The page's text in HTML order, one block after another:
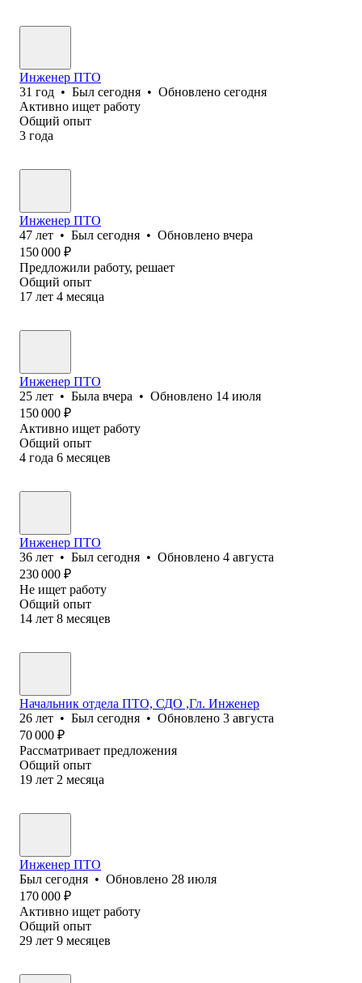
Инженер ПТО
31 год • Был сегодня • Обновлено сегодня
Активно ищет работу
Общий опыт
3 года
Инженер ПТО
47 лет • Был сегодня • Обновлено вчера
150 000 ₽
Предложили работу, решает
Общий опыт
17 лет 4 месяца
Инженер ПТО
25 лет • Была вчера • Обновлено 14 июля
150 000 ₽
Активно ищет работу
Общий опыт
4 года 6 месяцев
Инженер ПТО
36 лет • Был сегодня • Обновлено 4 августа
230 000 ₽
Не ищет работу
Общий опыт
14 лет 8 месяцев
Начальник отдела ПТО, СДО ,Гл. Инженер
26 лет • Был сегодня • Обновлено 3 августа
70 000 ₽
Рассматривает предложения
Общий опыт
19 лет 2 месяца
Инженер ПТО
Был сегодня • Обновлено 28 июля
170 000 ₽
Активно ищет работу
Общий опыт
29 лет 9 месяцев